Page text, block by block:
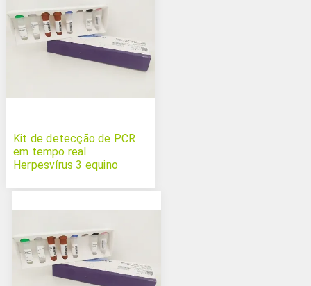
Kit de detecção de PCR
em tempo real
Herpesvírus 3 equino